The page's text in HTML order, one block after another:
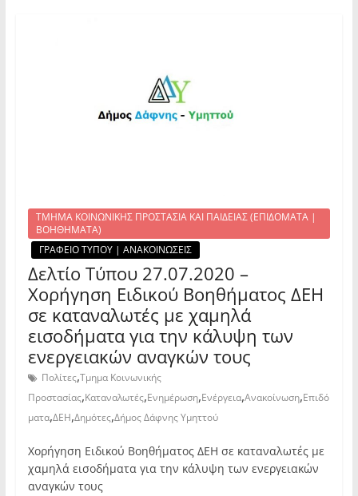
ΤΜΗΜΑ ΚΟΙΝΩΝΙΚΗΣ ΠΡΟΣΤΑΣΙΑ ΚΑΙ ΠΑΙΔΕΙΑΣ (ΕΠΙΔΟΜΑΤΑ |
ΒΟΗΘΗΜΑΤΑ)
ΓΡΑΦΕΙΟ ΤΥΠΟΥ | ΑΝΑΚΟΙΝΩΣΕΙΣ
Δελτίο Τύπου 27.07.2020 –
Χορήγηση Ειδικού Βοηθήματος ΔΕΗ
σε καταναλωτές με χαμηλά
εισοδήματα για την κάλυψη των
ενεργειακών αναγκών τους
Πολίτες,Τμημα Κοινωνικής
Προστασίας,Καταναλωτές,Ενημέρωση,Ενέργεια,Ανακοίνωση,Επιδό
ματα,ΔΕΗ,Δημότες,Δήμος Δάφνης Υμηττού
Χορήγηση Ειδικού Βοηθήματος ΔΕΗ σε καταναλωτές με
χαμηλά εισοδήματα για την κάλυψη των ενεργειακών
αναγκών τους